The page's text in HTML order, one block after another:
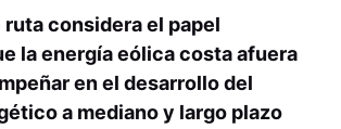
ruta considera el papel
la energía eólica costa afuera
en el desarrollo del
a mediano y largo plazo